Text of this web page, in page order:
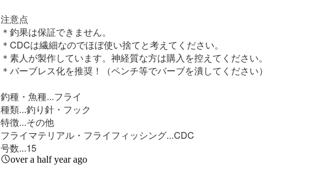
注意点
＊釣果は保証できません。
＊CDCは繊細なのでほぼ使い捨てと考えてください。
＊素人が製作しています。神経質な方は購入を控えてください。
＊バーブレス化を推奨！（ペンチ等でバーブを潰してください）
釣種・魚種...フライ
種類...釣り針・フック
特徴...その他
フライマテリアル・フライフィッシング...CDC
号数...15
over a half year ago